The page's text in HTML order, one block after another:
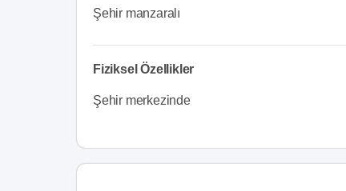
Şehir manzaralı
Fiziksel Özellikler
Şehir merkezinde